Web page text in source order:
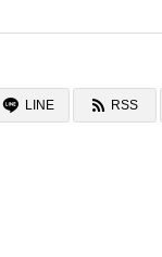
LINE RSS